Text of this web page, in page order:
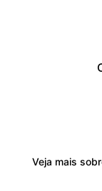
Veja mais